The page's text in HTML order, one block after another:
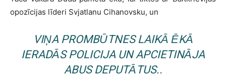
opozīcijas līderi Svjatlanu Cihanovsku, un
VIŅA PROMBŪTNES LAIKĀ ĒKĀ
IERADĀS POLICIJA UN APCIETINĀJA
ABUS DEPUTĀTUS..